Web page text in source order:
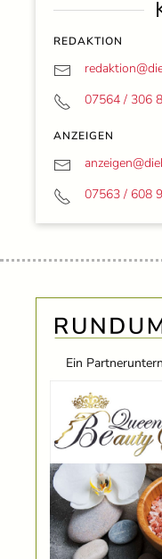
REDAKTION
redaktion@
07564 / 306
ANZEIGEN
anzeigen@
07563 / 608
Ein